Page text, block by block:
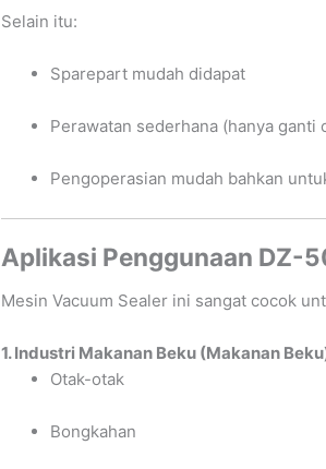
Selain itu:
Sparepart mudah didapat
Perawatan sederhana (hanya
Pengoperasian mudah bahkan
Aplikasi Penggunaan DZ-
Mesin Vacuum Sealer ini sangat cocok
1. Industri Makanan Beku (Makanan
Otak-otak
Bongkahan